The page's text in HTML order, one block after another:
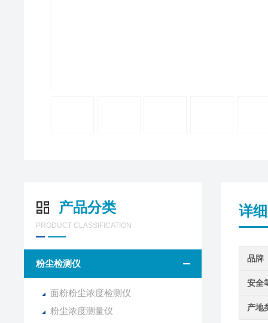
产品分类
PRODUCT CLASSIFICATION
粉尘检测仪
面粉粉尘浓度检测仪
粉尘浓度测量仪
详
品牌
安全
产地